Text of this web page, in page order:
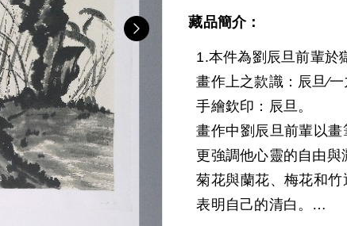
藏品簡介：
1.本件為劉辰旦前輩於
畫作上之款識：辰旦∕
手繪欽印：辰旦。
畫作中劉辰旦前輩以
更強調他心靈的自由與
菊花與蘭花、梅花和
表明自己的清白。